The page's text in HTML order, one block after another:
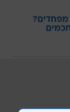
מפחדים?